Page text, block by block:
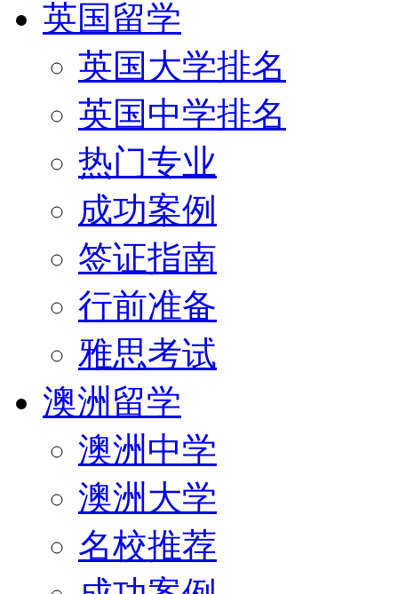
英国留学
英国大学排名
英国中学排名
热门专业
成功案例
签证指南
行前准备
雅思考试
澳洲留学
澳洲中学
澳洲大学
名校推荐